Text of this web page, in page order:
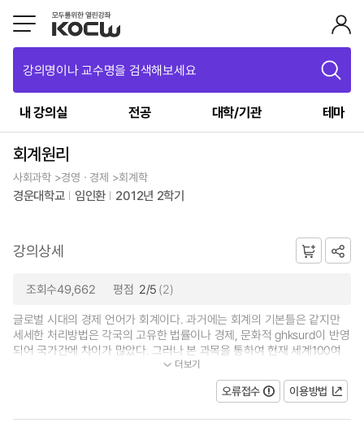
강의명이나 교수명을 검색해보세요
내 강의실 전공 대학/기관 테마
회계원리
사회과학 >경영ㆍ경제 >회계학
경운대학교 임인환 2012년 2학기
강의상세
조회수49,662 평점 2/5 (2)
글로벌 시대의 경제 언어가 회계이다. 과거에는 회계의 기본틀은 같지만
세세한 처리방법은 각국의 고유한 법률이나 경제, 문화적 ghksurd이 반영
되어 국가간에 차이가 많았다. 그러나 본 과목을 통하여 현재 세계100여
국 이상이 시계 공통의 회계언어인 IFR...
더보기
오류접수 이용방법